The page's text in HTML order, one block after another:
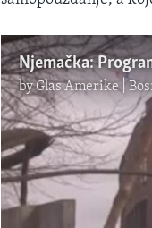
byGlas Amerike |